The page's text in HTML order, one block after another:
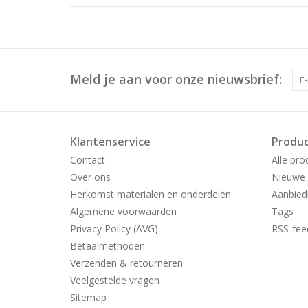
Meld je aan voor onze nieuwsbrief:
Klantenservice
Contact
Over ons
Herkomst materialen en onderdelen
Algemene voorwaarden
Privacy Policy (AVG)
Betaalmethoden
Verzenden & retourneren
Veelgestelde vragen
Sitemap
Alle
Tags
RSS-